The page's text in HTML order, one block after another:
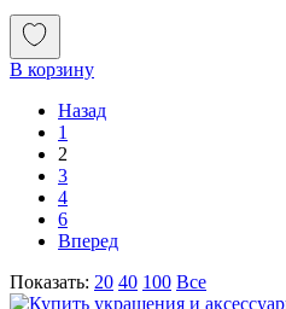
В корзину
Назад
1
2
3
4
6
Вперед
Показать: 20 40 100 Все